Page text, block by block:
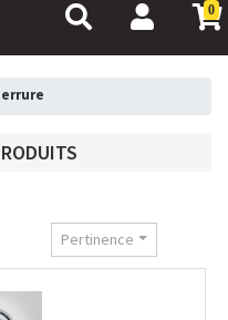
0
Serrure
Pertinence